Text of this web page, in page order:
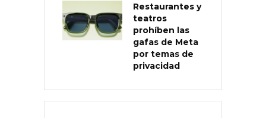
Restaurantes y
teatros
prohíben las
gafas de Meta
por temas de
privacidad